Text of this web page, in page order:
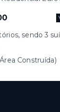
, sendo3
Construída)